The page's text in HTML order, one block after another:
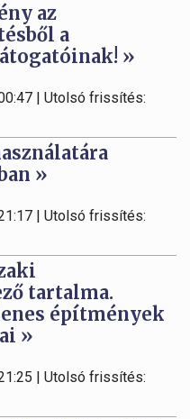
az
a
»
| Utolsó frissítés:
»
| Utolsó frissítés:
tartalma.
építmények
»
| Utolsó frissítés: